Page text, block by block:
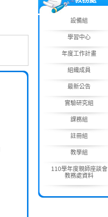
設備組
學習中心
年度工作計畫
組織成員
最新公告
實驗研究組
課務組
註冊組
教學組
110學年度親師座談會
教務處資料